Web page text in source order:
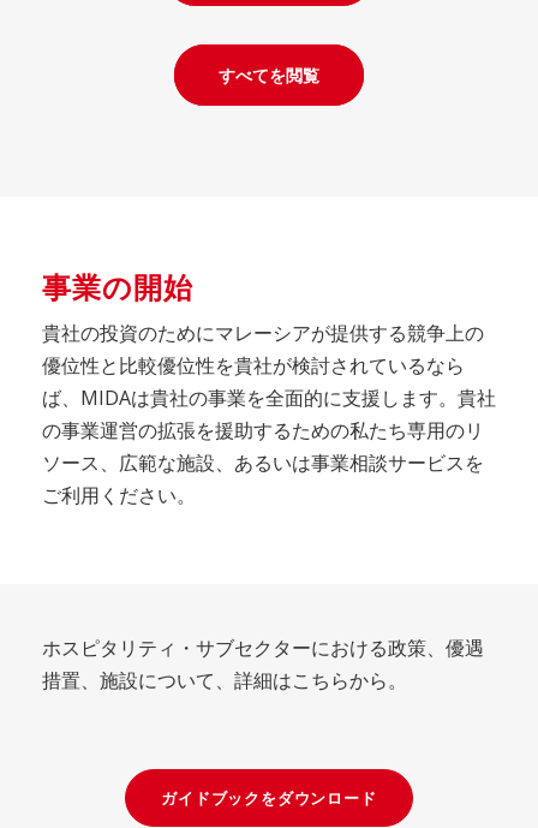
すべてを閲覧
事業の開始
貴社の投資のためにマレーシアが提供する競争上の
優位性と比較優位性を貴社が検討されているなら
ば、MIDAは貴社の事業を全面的に支援します。貴社
の事業運営の拡張を援助するための私たち専用のリ
ソース、広範な施設、あるいは事業相談サービスを
ご利用ください。
ホスピタリティ・サブセクターにおける政策、優遇
措置、施設について、詳細はこちらから。
ガイドブックをダウンロード